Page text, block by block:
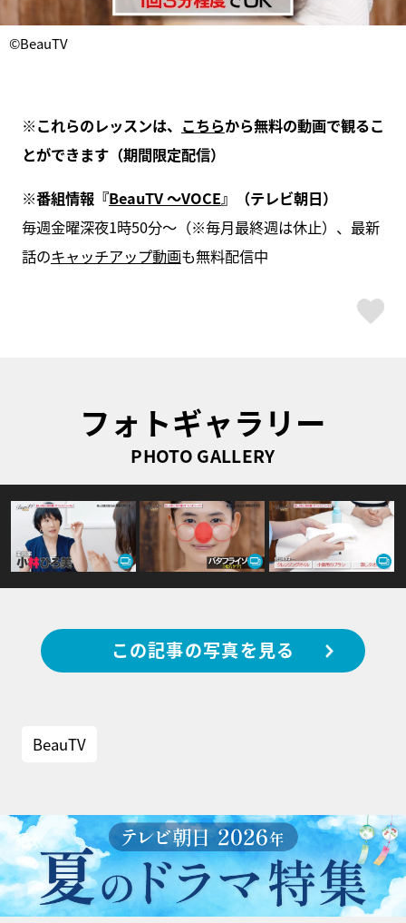
©BeauTV
※これらのレッスンは、 こちらから無料の動画で観るこ
とができます（期間限定配信）
※番組情報『BeauTV ～VOCE』（テレビ朝日）
毎週金曜深夜1時50分～（※毎月最終週は休止）、最新
話のキャッチアップ動画も無料配信中
フォトギャラリー
PHOTO GALLERY
この記事の写真を見る
BeauTV